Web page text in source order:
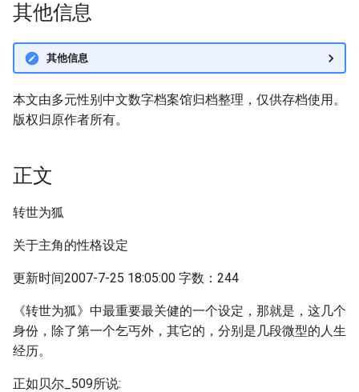
其他信息
其他信息
本文由多元性别中文数字档案馆归档整理，仅供存档使用。
版权归原作者所有。
正文
转世为狐
关于主角的性格设定
更新时间2007-7-25 18:05:00 字数：244
《转世为狐》中最重要最关健的一个设定，那就是，这几个
身份，除了第一个乞丐外，其它的，分别是几段微型的人生
经历。
正如贝尔_509所说: